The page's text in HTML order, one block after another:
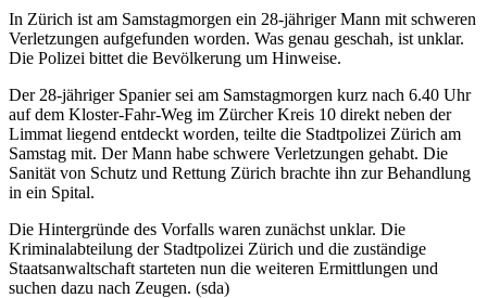
In Zürich ist am Samstagmorgen ein 28-jähriger Mann mit schweren
Verletzungen aufgefunden worden. Was genau geschah, ist unklar.
Die Polizei bittet die Bevölkerung um Hinweise.
Der 28-jähriger Spanier sei am Samstagmorgen kurz nach 6.40 Uhr
auf dem Kloster-Fahr-Weg im Zürcher Kreis 10 direkt neben der
Limmat liegend entdeckt worden, teilte die Stadtpolizei Zürich am
Samstag mit. Der Mann habe schwere Verletzungen gehabt. Die
Sanität von Schutz und Rettung Zürich brachte ihn zur Behandlung
in ein Spital.
Die Hintergründe des Vorfalls waren zunächst unklar. Die
Kriminalabteilung der Stadtpolizei Zürich und die zuständige
Staatsanwaltschaft starteten nun die weiteren Ermittlungen und
suchen dazu nach Zeugen. (sda)